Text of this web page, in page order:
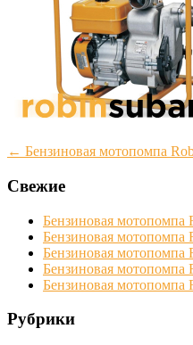
Post
navigation
← Бензиновая мотопомпа
Свежие
Бензиновая мотопомпа
Бензиновая мотопомпа
Бензиновая мотопомпа
Бензиновая мотопомпа
Бензиновая мотопомпа
Рубрики